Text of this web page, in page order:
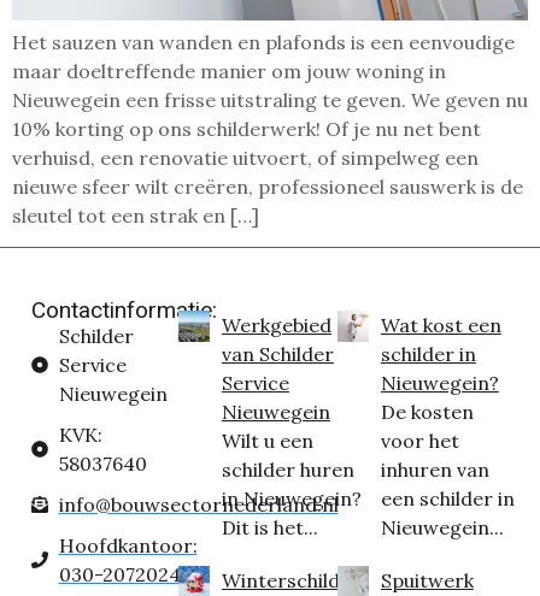
Het sauzen van wanden en plafonds is een eenvoudige
maar doeltreffende manier om jouw woning in
Nieuwegein een frisse uitstraling te geven. We geven nu
10% korting op ons schilderwerk! Of je nu net bent
verhuisd, een renovatie uitvoert, of simpelweg een
nieuwe sfeer wilt creëren, professioneel sauswerk is de
sleutel tot een strak en […]
Contactinformatie:
Schilder
Service
Nieuwegein
KVK:
58037640
info@bouwsectornederland.nl
Hoofdkantoor:
030-2072024
Werkgebied
van Schilder
Service
Nieuwegein
Wilt u een
schilder huren
in Nieuwegein?
Dit is het...
Winterschilder
Wat kost een
schilder in
Nieuwegein?
De kosten
voor het
inhuren van
een schilder in
Nieuwegein...
Spuitwerk